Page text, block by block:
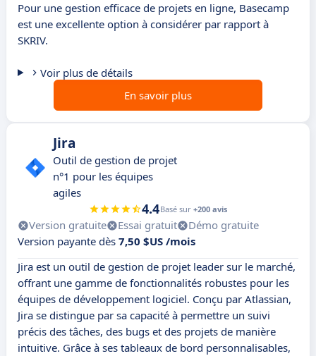
Pour une gestion efficace de projets en ligne, Basecamp
est une excellente option à considérer par rapport à
SKRIV.
Voir plus de détails
En savoir plus
Jira
Outil de gestion de projet
n°1 pour les équipes
agiles
4.4Basé sur +200 avis
Version gratuite Essai gratuit
Démo gratuite
Version payante dès 7,50 $US /mois
Jira est un outil de gestion de projet leader sur le marché,
offrant une gamme de fonctionnalités robustes pour les
équipes de développement logiciel. Conçu par Atlassian,
Jira se distingue par sa capacité à permettre un suivi
précis des tâches, des bugs et des projets de manière
intuitive. Grâce à ses tableaux de bord personnalisables,